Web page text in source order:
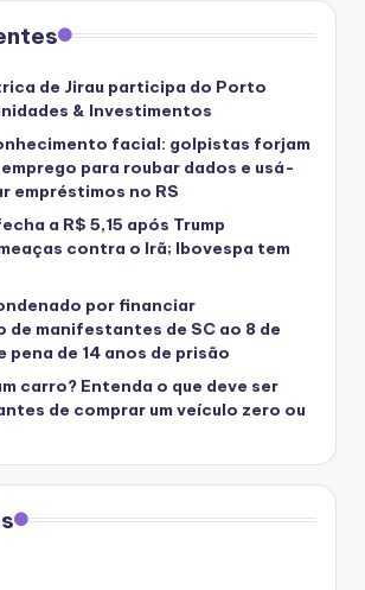
de Jirau participa do Porto
& Investimentos
facial: golpistas forjam
para roubar dados e usá-
empréstimos no RS
a R$ 5,15 após Trump
contra o Irã; Ibovespa tem
por financiar
de manifestantes de SC ao 8 de
pena de 14 anos de prisão
carro? Entenda o que deve ser
de comprar um veículo zero ou